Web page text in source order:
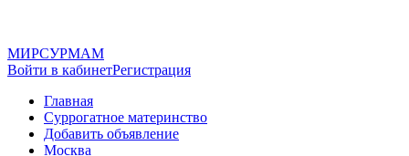
МИРСУРМАМ
Войти в кабинетРегистрация
Главная
Суррогатное материнство
Добавить объявление
Москва